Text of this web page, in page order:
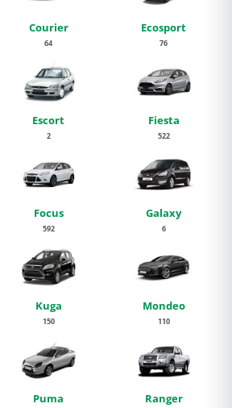
Courier
64
Ecosport
76
Escort
2
Fiesta
522
Focus
592
Galaxy
6
Kuga
150
Mondeo
110
Puma Ranger